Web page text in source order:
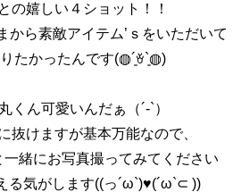
の嬉しい４ショット！！
から素敵アイテム’ｓをいただいて
たかったんです(◍´͈ꈊ`͈◍)
くん可愛いんだぁ（´-`）
抜けますが基本万能なので、
緒にお写真撮ってみてください
る気がします((っ´ω`)♥(´ω`⊂ ))